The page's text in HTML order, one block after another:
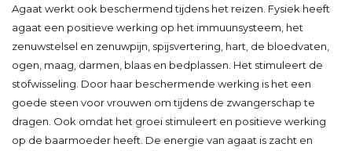
Agaat werkt ook beschermend tijdens het reizen. Fysiek heeft
agaat een positieve werking op het immuunsysteem, het
zenuwstelsel en zenuwpijn, spijsvertering, hart, de bloedvaten,
ogen, maag, darmen, blaas en bedplassen. Het stimuleert de
stofwisseling. Door haar beschermende werking is het een
goede steen voor vrouwen om tijdens de zwangerschap te
dragen. Ook omdat het groei stimuleert en positieve werking
op de baarmoeder heeft. De energie van agaat is zacht en